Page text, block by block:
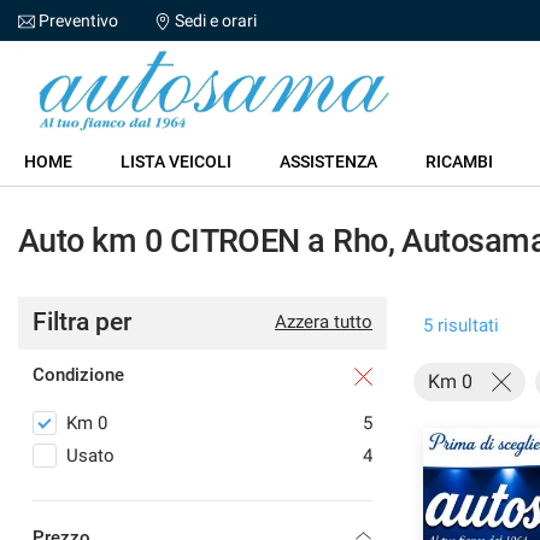
HOME
LISTA VEICOLI
ASSISTENZA
RICAMBI
CONTATTI
Preventivo Sedi e orari
HOME LISTA VEICOLI ASSISTENZA RICAMBI
Auto km 0 CITROEN a Rho,
Azzera tutto
Filtra per
Condizione
Km 0
5
Usato
4
5 risultati
Km 0
Le
preferenze
di
consenso
Il
pannello
ti
di
esprimere
tue
di
consenso
tecnologie